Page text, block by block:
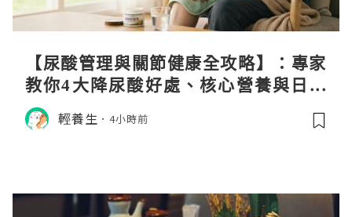
【尿酸管理與關節健康全攻略】：專家
教你4大降尿酸好處、核心營養與日常
飲食調理秘訣
輕養生 4小時前